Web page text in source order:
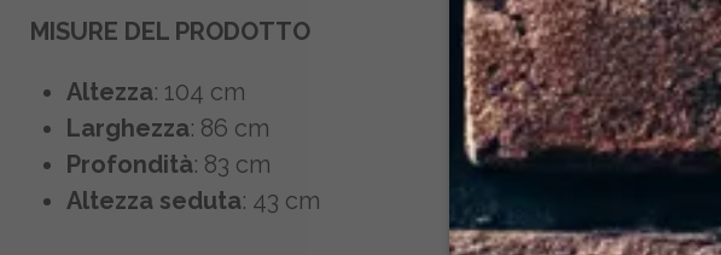
MISURE DEL PRODOTTO
Altezza: 104 cm
Larghezza: 86 cm
Profondità: 83 cm
Altezza seduta: 43 cm